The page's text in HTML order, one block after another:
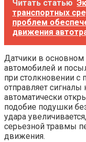
Читать статью
транспортных
проблем
движения
Датчики в
автомобилей и
при столкновении
отправляет
автоматически
подобие подушки
удара
серьезной травмы
движения.